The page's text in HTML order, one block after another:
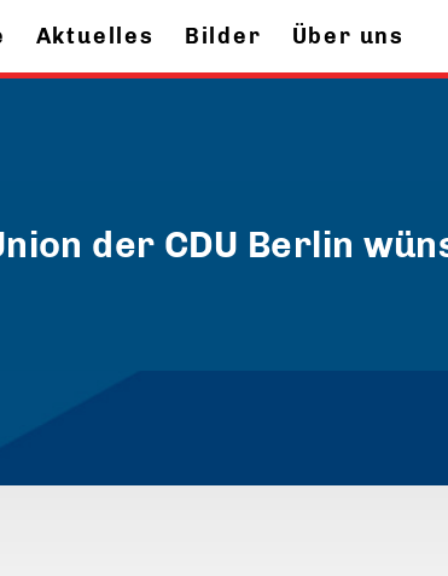
Aktuelles Bilder Über uns
der CDU Berlin